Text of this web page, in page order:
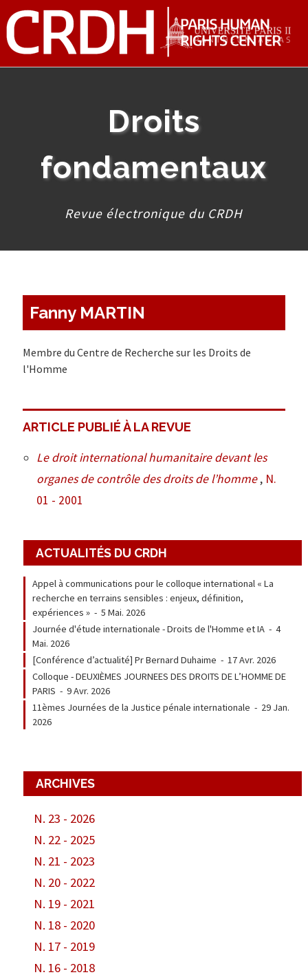
Droits
fondamentaux
Revue électronique du CRDH
Fanny MARTIN
Membre du Centre de Recherche sur les Droits de
l'Homme
ARTICLE PUBLIÉ À LA REVUE
Le droit international humanitaire devant les
organes de contrôle des droits de l’homme , N.
01 - 2001
ACTUALITÉS DU CRDH
Appel à communications pour le colloque international « La
recherche en terrains sensibles : enjeux, définition,
expériences »- 5 Mai. 2026
Journée d'étude internationale - Droits de l'Homme et IA- 4
Mai. 2026
[Conférence d’actualité] Pr Bernard Duhaime - 17 Avr. 2026
Colloque - DEUXIÈMES JOURNEES DES DROITS DE L’HOMME DE
PARIS - 9 Avr. 2026
11èmes Journées de la Justice pénale internationale - 29 Jan.
2026
ARCHIVES
N. 23 - 2026
N. 22 - 2025
N. 21 - 2023
N. 20 - 2022
N. 19 - 2021
N. 18 - 2020
N. 17 - 2019
N. 16 - 2018